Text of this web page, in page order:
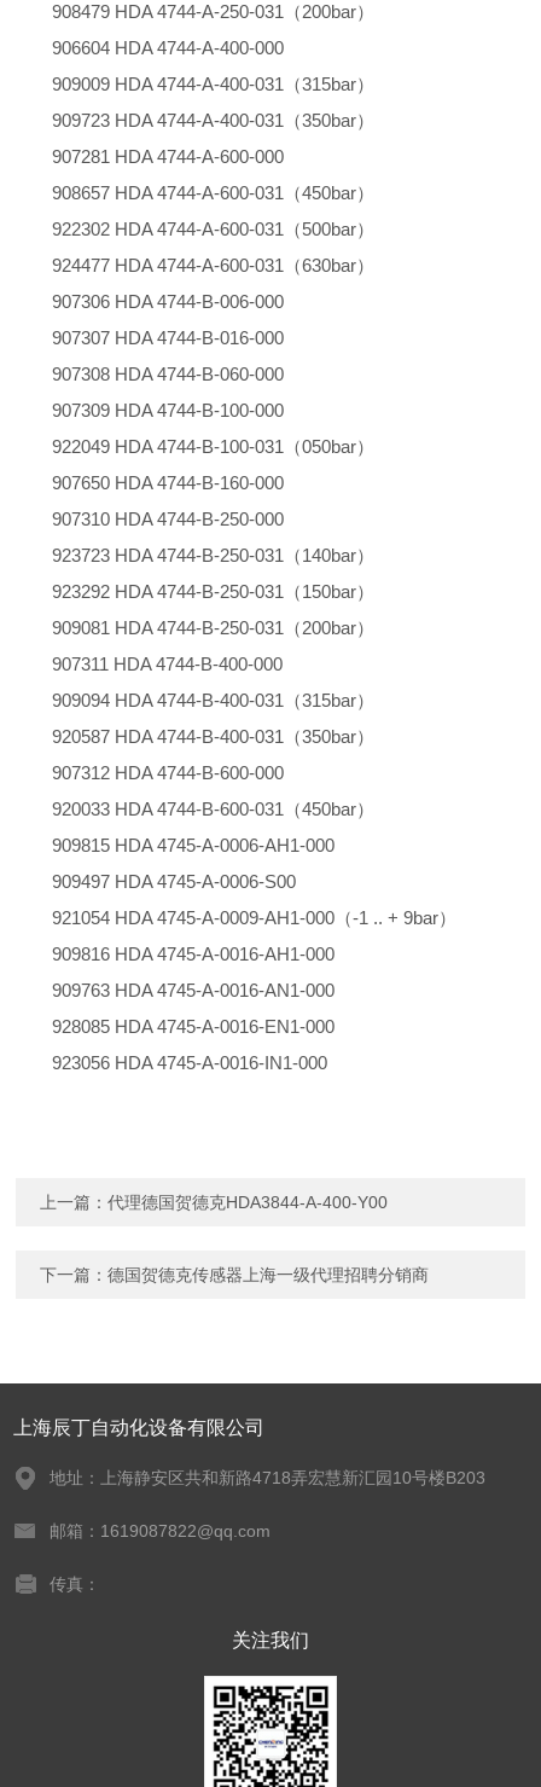
908479 HDA 4744-A-250-031（200bar）
906604 HDA 4744-A-400-000
909009 HDA 4744-A-400-031（315bar）
909723 HDA 4744-A-400-031（350bar）
907281 HDA 4744-A-600-000
908657 HDA 4744-A-600-031（450bar）
922302 HDA 4744-A-600-031（500bar）
924477 HDA 4744-A-600-031（630bar）
907306 HDA 4744-B-006-000
907307 HDA 4744-B-016-000
907308 HDA 4744-B-060-000
907309 HDA 4744-B-100-000
922049 HDA 4744-B-100-031（050bar）
907650 HDA 4744-B-160-000
907310 HDA 4744-B-250-000
923723 HDA 4744-B-250-031（140bar）
923292 HDA 4744-B-250-031（150bar）
909081 HDA 4744-B-250-031（200bar）
907311 HDA 4744-B-400-000
909094 HDA 4744-B-400-031（315bar）
920587 HDA 4744-B-400-031（350bar）
907312 HDA 4744-B-600-000
920033 HDA 4744-B-600-031（450bar）
909815 HDA 4745-A-0006-AH1-000
909497 HDA 4745-A-0006-S00
921054 HDA 4745-A-0009-AH1-000（-1 .. + 9bar）
909816 HDA 4745-A-0016-AH1-000
909763 HDA 4745-A-0016-AN1-000
928085 HDA 4745-A-0016-EN1-000
923056 HDA 4745-A-0016-IN1-000
上一篇：代理德国贺德克HDA3844-A-400-Y00
下一篇：德国贺德克传感器上海一级代理招聘分销商
上海辰丁自动化设备有限公司
地址：上海静安区共和新路4718弄宏慧新汇园10号楼B203
邮箱：1619087822@qq.com
传真：
关注我们